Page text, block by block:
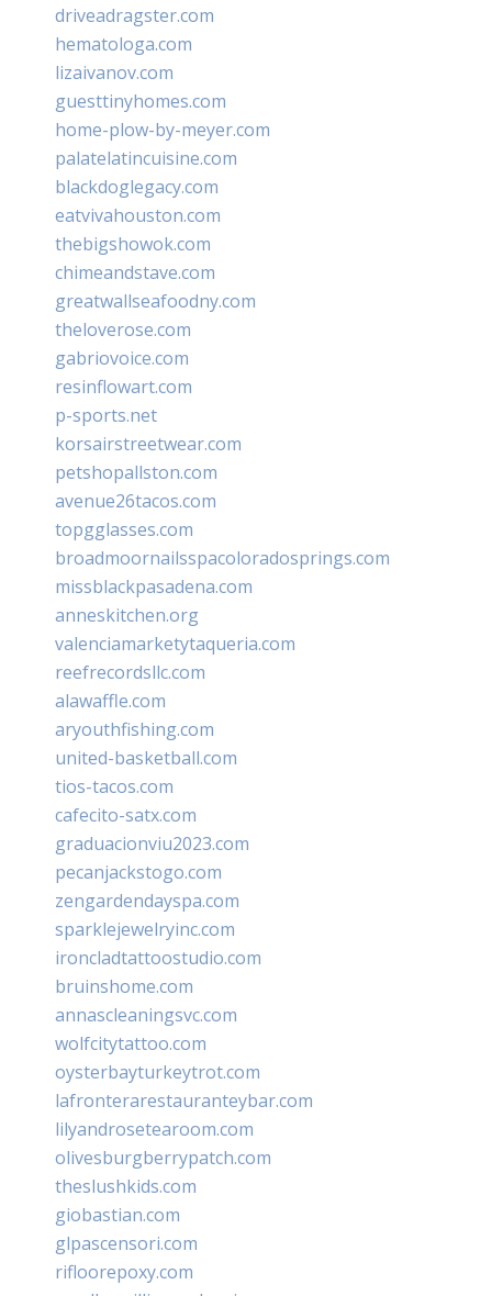
driveadragster.com
hematologa.com
lizaivanov.com
guesttinyhomes.com
home-plow-by-meyer.com
palatelatincuisine.com
blackdoglegacy.com
eatvivahouston.com
thebigshowok.com
chimeandstave.com
greatwallseafoodny.com
theloverose.com
gabriovoice.com
resinflowart.com
p-sports.net
korsairstreetwear.com
petshopallston.com
avenue26tacos.com
topgglasses.com
broadmoornailsspacoloradosprings.com
missblackpasadena.com
anneskitchen.org
valenciamarketytaqueria.com
reefrecordsllc.com
alawaffle.com
aryouthfishing.com
united-basketball.com
tios-tacos.com
cafecito-satx.com
graduacionviu2023.com
pecanjackstogo.com
zengardendayspa.com
sparklejewelryinc.com
ironcladtattoostudio.com
bruinshome.com
annascleaningsvc.com
wolfcitytattoo.com
oysterbayturkeytrot.com
lafronterarestauranteybar.com
lilyandrosetearoom.com
olivesburgberrypatch.com
theslushkids.com
giobastian.com
glpascensori.com
rifloorepoxy.com